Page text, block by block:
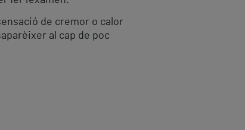
de cremor o calor
al cap de poc